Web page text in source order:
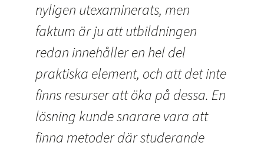
nyligen utexaminerats, men
faktum är ju att utbildningen
redan innehåller en hel del
praktiska element, och att det inte
finns resurser att öka på dessa. En
lösning kunde snarare vara att
finna metoder där studerande